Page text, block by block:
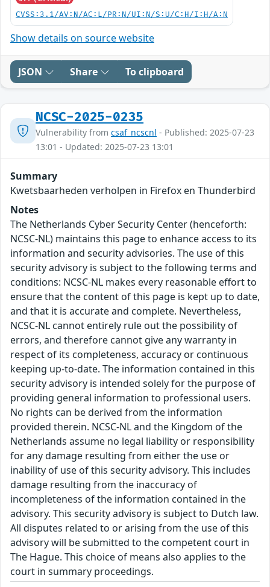
CVSS:3.1/AV:N/AC:L/PR:N/UI:N/S:U/C:H/I:H/A:N
Show details on source website
JSON Share To clipboard
NCSC-2025-0235
Vulnerability from csaf_ncscnl - Published: 2025-07-23
13:01 - Updated: 2025-07-23 13:01
Summary
Kwetsbaarheden verholpen in Firefox en Thunderbird
Notes
The Netherlands Cyber Security Center (henceforth:
NCSC-NL) maintains this page to enhance access to its
information and security advisories. The use of this
security advisory is subject to the following terms and
conditions: NCSC-NL makes every reasonable effort to
ensure that the content of this page is kept up to date,
and that it is accurate and complete. Nevertheless,
NCSC-NL cannot entirely rule out the possibility of
errors, and therefore cannot give any warranty in
respect of its completeness, accuracy or continuous
keeping up-to-date. The information contained in this
security advisory is intended solely for the purpose of
providing general information to professional users.
No rights can be derived from the information
provided therein. NCSC-NL and the Kingdom of the
Netherlands assume no legal liability or responsibility
for any damage resulting from either the use or
inability of use of this security advisory. This includes
damage resulting from the inaccuracy of
incompleteness of the information contained in the
advisory. This security advisory is subject to Dutch law.
All disputes related to or arising from the use of this
advisory will be submitted to the competent court in
The Hague. This choice of means also applies to the
court in summary proceedings.